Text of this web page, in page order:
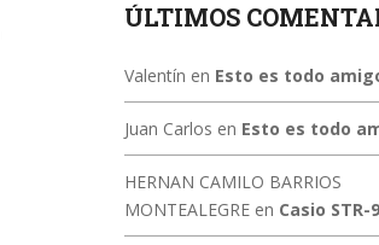
ÚLTIMOS
Valentín en Esto es todo
Juan Carlos en Esto es todo
HERNAN CAMILO BARRIOS
MONTEALEGREen Casio STR-